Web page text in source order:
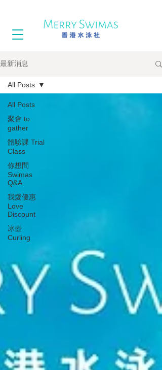
最新消息
All Posts
聚會 to
gather
體驗課 Trial
Class
你想問
Swimas
Q&A
我愛優惠
Love
Discount
冰壺
Curling
All Posts